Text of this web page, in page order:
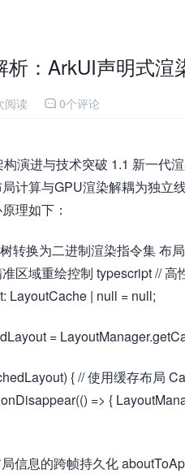
析：ArkUI声明式
阅读 0个评论
演进与技术突破 1.1 新一代
计算与GPU渲染解耦为独立
理如下：
转换为二进制渲染指令集 布
区域重绘控制 typescript //
LayoutCache | null = null;
=
{ // 使用缓存布局
=> {
信息的跨帧持久化